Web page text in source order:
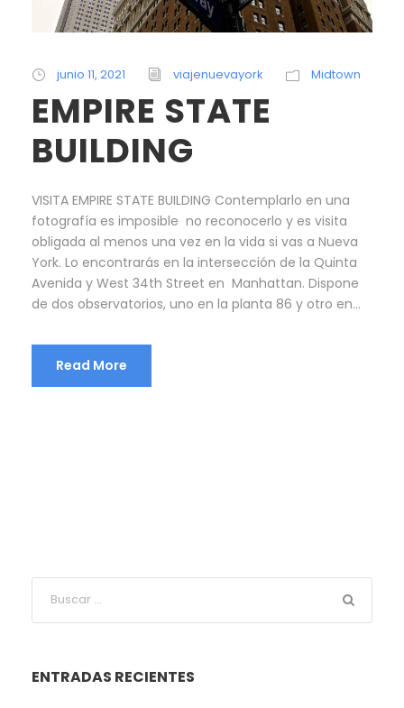
junio 11, 2021 viajenuevayork Midtown
EMPIRE STATE
BUILDING
VISITA EMPIRE STATE BUILDING Contemplarlo en una
fotografía es imposible no reconocerlo y es visita
obligada al menos una vez en la vida si vas a Nueva
York. Lo encontrarás en la intersección de la Quinta
Avenida y West 34th Street en Manhattan. Dispone
de dos observatorios, uno en la planta 86 y otro en...
Read More
ENTRADAS RECIENTES